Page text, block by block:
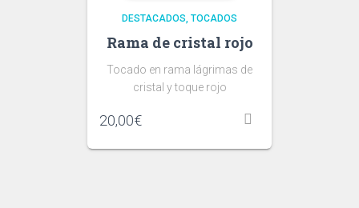
DESTACADOS TOCADOS
Rama de cristal rojo
Tocado en rama lágrimas de
cristal y toque rojo
20,00€